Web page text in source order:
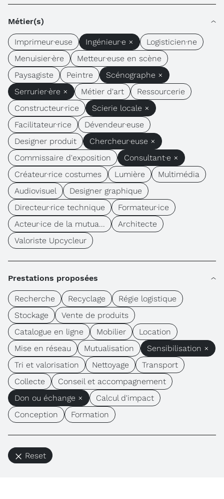
Métier(s)
Imprimeur·euse Ingénieur·e ×
Logisticien·ne
Menuisier·ère
Metteur·euse en scène
Paysagiste
Peintre
Scénographe ×
Serrurier·ère ×
Métier d'art
Ressourcerie
Constructeur·rice
Scierie locale ×
Facilitateur·rice
Dévendeur·euse
Designer produit
Chercheur·euse ×
Commissaire d'exposition
Consultant·e ×
Créateur·rice costumes
Lumière
Multimédia
Audiovisuel
Designer graphique
Directeur·rice technique
Formateur·ice
Acteur·ice de la mutua...
Architecte
Valoriste Upcycleur
Prestations proposées
Recherche Recyclage
Régie logistique
Stockage
Vente de produits
Catalogue en ligne
Mobilier
Location
Mise en réseau
Mutualisation
Sensibilisation ×
Tri et valorisation
Nettoyage
Transport
Collecte
Conseil et accompagnement
Don ou échange ×
Calcul d'impact
Conception
Formation
Reset